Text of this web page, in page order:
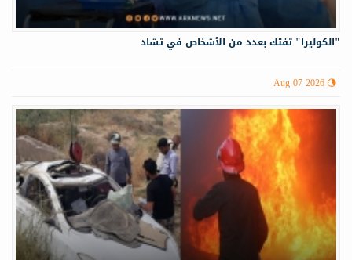
"الكوليرا" تفتك بعدد من الأشخاص في تشاد
Aug 07 2026